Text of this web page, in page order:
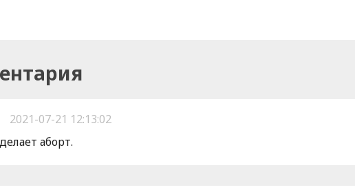
2021-07-21 12:13:02
аборт.